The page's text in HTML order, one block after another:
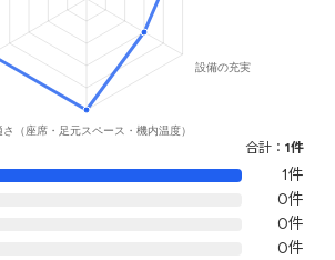
合計： 1件
1件
0件
0件
0件